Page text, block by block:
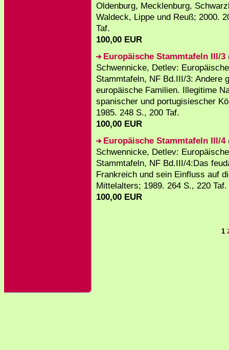
Oldenburg, Mecklenburg,
Waldeck, Lippe und Reuß; 2000.
Taf.
100,00 EUR
Europäische Stammtafeln III/3
Schwennicke, Detlev: Europäische
Stammtafeln, NF Bd.III/3: Andere
europäische Familien. Illegitime
spanischer und portugisiescher
1985. 248 S., 200 Taf.
100,00 EUR
Europäische Stammtafeln III/4
Schwennicke, Detlev: Europäische
Stammtafeln, NF Bd.III/4:Das
Frankreich und sein Einfluss auf
Mittelalters; 1989. 264 S., 220 Taf.
100,00 EUR
1